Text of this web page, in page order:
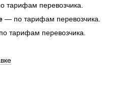
тарифам перевозчика.
— по тарифам перевозчика.
тарифам перевозчика.